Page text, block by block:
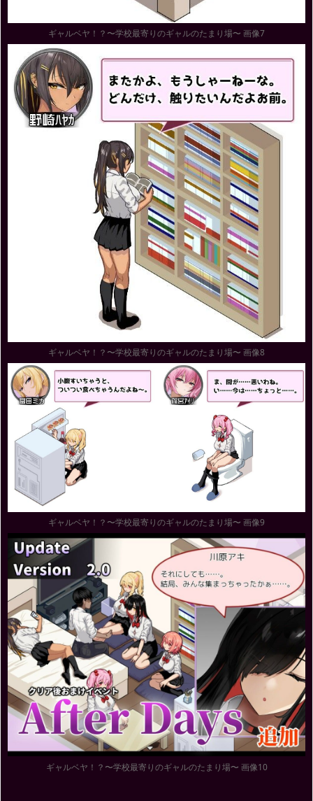
ギャルベヤ！？〜学校最寄りのギャルのたまり場〜 画像7
ギャルベヤ！？〜学校最寄りのギャルのたまり場〜 画像8
ギャルベヤ！？〜学校最寄りのギャルのたまり場〜 画像9
ギャルベヤ！？〜学校最寄りのギャルのたまり場〜 画像10